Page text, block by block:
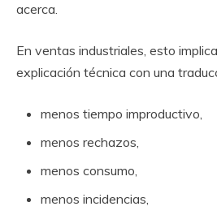
acerca.
En ventas industriales, esto
explicación técnica con una
menos tiempo improductivo,
menos rechazos,
menos consumo,
menos incidencias,